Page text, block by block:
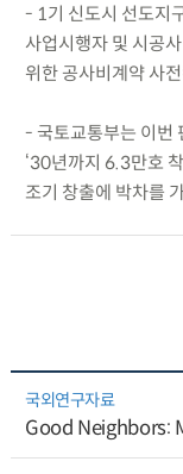
- 1기 신도시 선도지
사업시행자 및 시공
위한 공사비계약 사
- 국토교통부는 이번
‘30년까지 6.3만호
조기 창출에 박차를
국외연구자료
Good Neighbors: